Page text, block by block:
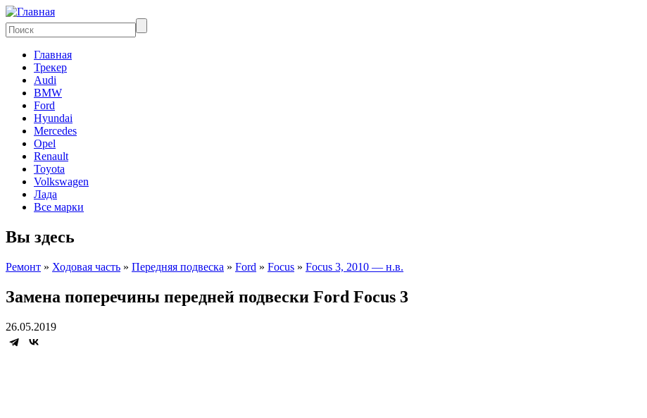
Главная
Трекер
Audi
BMW
Ford
Hyundai
Mercedes
Opel
Renault
Toyota
Volkswagen
Лада
Все марки
Вы здесь
Ремонт » Ходовая часть » Передняя подвеска » Ford » Focus » Focus 3, 2010 — н.в.
Замена поперечины передней подвески Ford Focus 3
26.05.2019